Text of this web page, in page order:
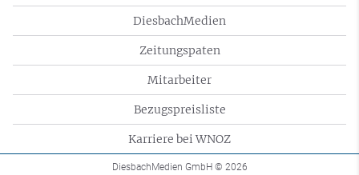
DiesbachMedien
Zeitungspaten
Mitarbeiter
Bezugspreisliste
Karriere bei WNOZ
DiesbachMedien GmbH © 2026